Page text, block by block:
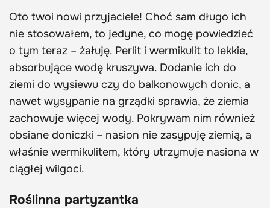
Oto twoi nowi przyjaciele! Choć sam długo ich
nie stosowałem, to jedyne, co mogę powiedzieć
o tym teraz – żałuję. Perlit i wermikulit to lekkie,
absorbujące wodę kruszywa. Dodanie ich do
ziemi do wysiewu czy do balkonowych donic, a
nawet wysypanie na grządki sprawia, że ziemia
zachowuje więcej wody. Pokrywam nim również
obsiane doniczki – nasion nie zasypuję ziemią, a
właśnie wermikulitem, który utrzymuje nasiona w
ciągłej wilgoci.
Roślinna partyzantka